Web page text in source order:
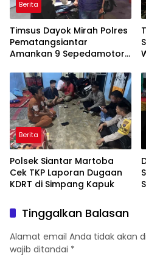
Berita
Timsus Dayok Mirah Polres
Pematangsiantar
Amankan 9 Sepedamotor
Berita
Polsek Siantar Martoba
Cek TKP Laporan Dugaan
KDRT di Simpang Kapuk
Tinggalkan Balasan
Alamat email Anda tidak akan
wajib ditandai *